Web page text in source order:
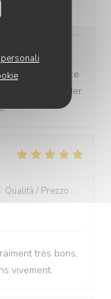
de savants
avec un service
A recommander
Qualità / Prezzo :
très bons,
vivement.